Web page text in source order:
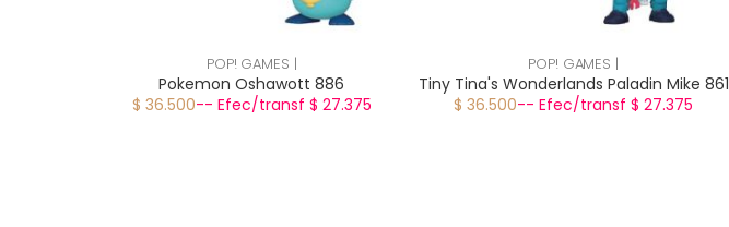
POP! GAMES |
Pokemon Oshawott 886
$ 36.500-- Efec/transf $ 27.375
POP! GAMES |
Tiny Tina's Wonderlands Paladin Mike 861
$ 36.500-- Efec/transf $ 27.375